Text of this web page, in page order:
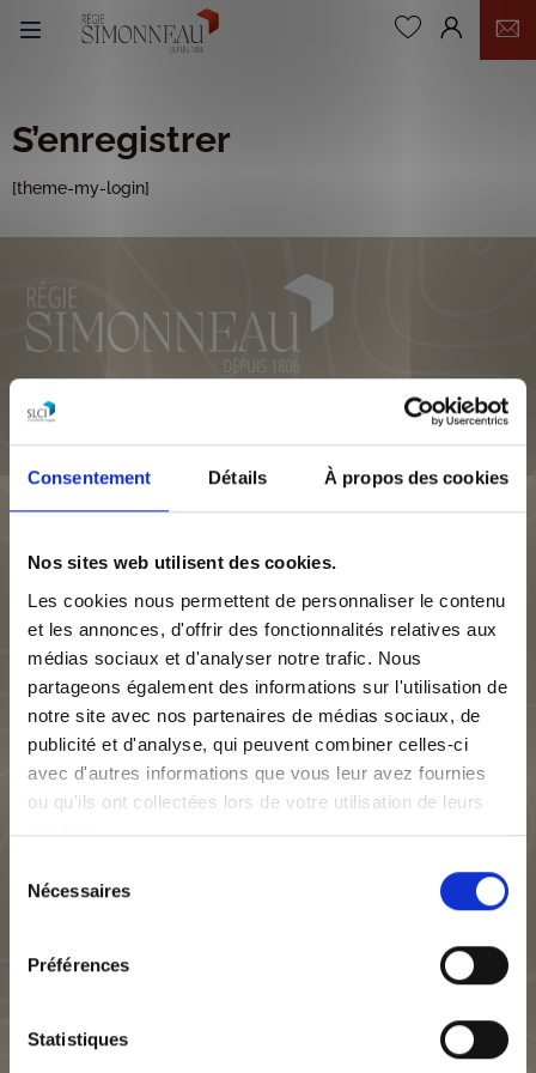
Consentement Détails À propos des cookies
Nos sites web utilisent des cookies.
Les cookies nous permettent de personnaliser le contenu
et les annonces, d'offrir des fonctionnalités relatives aux
médias sociaux et d'analyser notre trafic. Nous
partageons également des informations sur l'utilisation de
notre site avec nos partenaires de médias sociaux, de
publicité et d'analyse, qui peuvent combiner celles-ci
avec d'autres informations que vous leur avez fournies
ou qu'ils ont collectées lors de votre utilisation de leurs
services.
Nécessaires
Préférences
Statistiques
S’enregistrer
[theme-my-login]
La Régie Simonneau, fondée en 1806, est la plus ancienne
régie immobilière lyonnaise encore en activité.
A propos
Nos métiers
Gestion locative
Syndic de copro
Transaction
Nos métiers
Faire gérer mon bien
SLCI groupe
SLCI Promotion
Générale